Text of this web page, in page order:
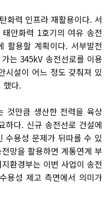
화력 인프라 재활용이다. 서
안화력 1호기의 여유 송전
활용할 계획이다. 서부발전
는 345kV 송전선로를 이용
시설이 어느 정도 갖춰져 있
했다.
것만큼 생산한 전력을 육상
하다. 신규 송전선로 건설에
수용성 문제가 뒤따를 수 있
망을 활용하면 계통연계 부
환경부는 이번 사업이 송전
용성 제고 측면에서 의미가